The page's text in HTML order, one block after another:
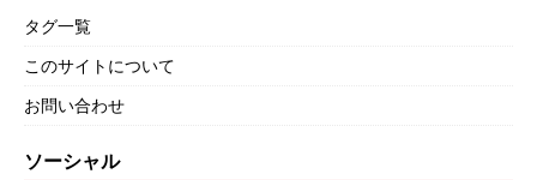
タグ一覧
このサイトについて
お問い合わせ
ソーシャル